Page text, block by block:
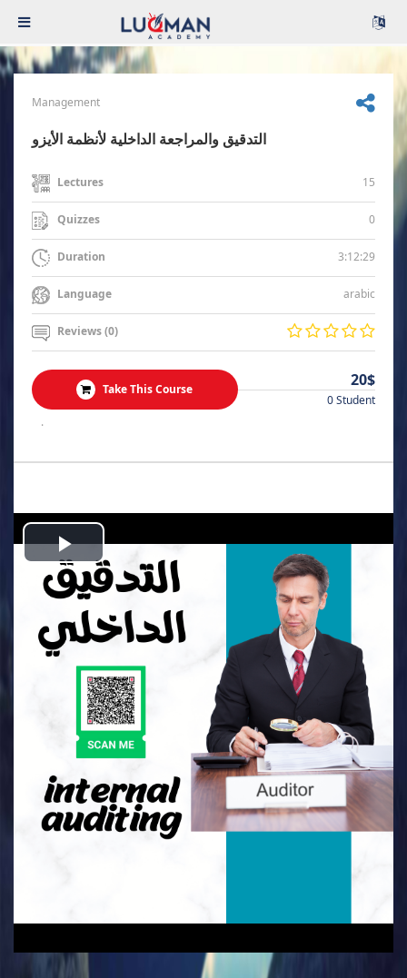
Management
التدقيق والمراجعة الداخلية لأنظمة الأيزو
Lectures 15
Quizzes 0
Duration 3:12:29
Language arabic
Reviews (0)
Take This Course 20$
0 Student
.
Play
Video